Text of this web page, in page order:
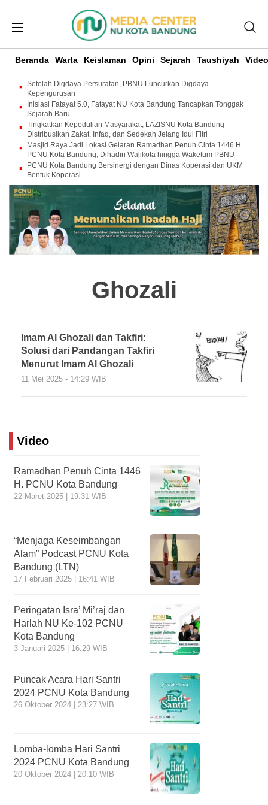
Beranda Warta Keislaman Opini Sejarah Taushiyah Video
Setelah Digdaya Persuratan, PBNU Luncurkan Digdaya
Kepengurusan
Inisiasi Fatayat 5.0, Fatayat NU Kota Bandung Tancapkan Tonggak
Sejarah Baru
Tingkatkan Kepedulian Masyarakat, LAZISNU Kota Bandung
Distribusikan Zakat, Infaq, dan Sedekah Jelang Idul Fitri
Masjid Raya Jadi Lokasi Gelaran Ramadhan Penuh Cinta 1446 H
PCNU Kota Bandung; Dihadiri Walikota hingga Waketum PBNU
PCNU Kota Bandung Bersinergi dengan Dinas Koperasi dan UKM
Bentuk Koperasi
Ghozali
Imam Al Ghozali dan Takfiri:
Solusi dari Pandangan Takfiri
Menurut Imam Al Ghozali
11 Mei 2025 - 14:29 WIB
Video
Ramadhan Penuh Cinta 1446
H. PCNU Kota Bandung
22 Maret 2025 | 19:31 WIB
“Menjaga Keseimbangan
Alam” Podcast PCNU Kota
Bandung (LTN)
17 Februari 2025 | 16:41 WIB
Peringatan Isra’ Mi’raj dan
Harlah NU Ke-102 PCNU
Kota Bandung
3 Januari 2025 | 16:29 WIB
Puncak Acara Hari Santri
2024 PCNU Kota Bandung
26 Oktober 2024 | 23:27 WIB
Lomba-lomba Hari Santri
2024 PCNU Kota Bandung
20 Oktober 2024 | 20:10 WIB